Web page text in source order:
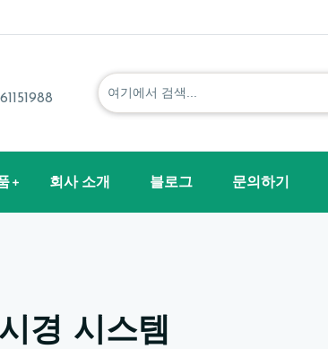
회사 소개 블로그 문의하기
경 시스템